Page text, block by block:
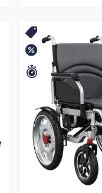
БЕЗКОШТОВНА
–5%
Залишилось 6